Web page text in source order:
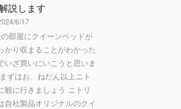
説します
6/17
部屋にクイーンベッドが
かり収まることがわかった
いざ買いにいこうと思いま
ずはお、ねだん以上ニト
観に行きましょう ニトリ
自社製品オリジナルのクイ